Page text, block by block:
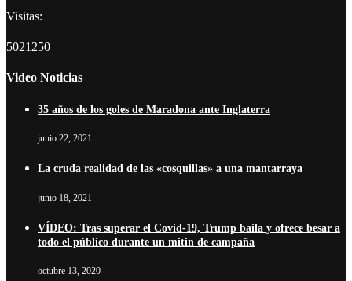
Visitas:
5021250
Video Noticias
35 años de los goles de Maradona ante Inglaterra
junio 22, 2021
La cruda realidad de las «cosquillas» a una mantarraya
junio 18, 2021
VÍDEO: Tras superar el Covid-19, Trump baila y ofrece besar a
todo el público durante un mitin de campaña
octubre 13, 2020